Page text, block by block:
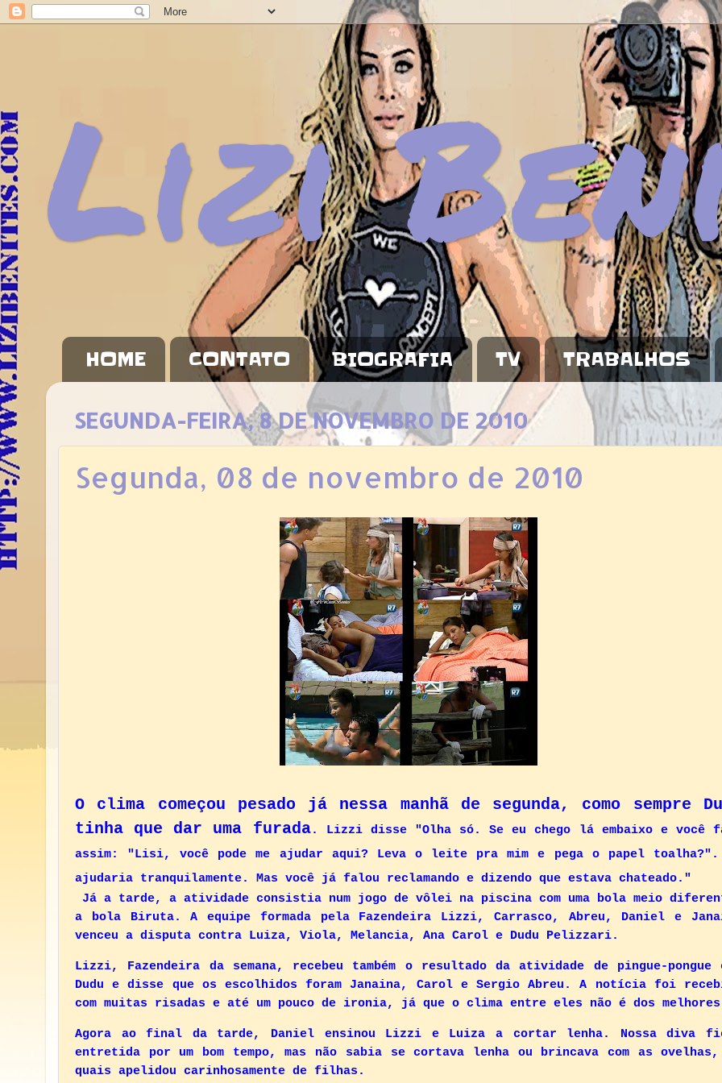
Lizi
HOME CONTATO BIOGRAFIA TV TRABALHOS
SEGUNDA-FEIRA, 8 DE NOVEMBRO DE 2010
Segunda, 08 de novembro de 2010
O clima começou pesado já nessa manhã de segunda, como sempre
tinha que dar uma furada. Lizzi disse "Olha só. Se eu chego lá embaixo e você
assim: "Lisi, você pode me ajudar aqui? Leva o leite pra mim e pega o papel toalha?".
ajudaria tranquilamente. Mas você já falou reclamando e dizendo que estava chateado."
Já a tarde, a atividade consistia num jogo de vôlei na piscina com uma bola meio
a bola Biruta. A equipe formada pela Fazendeira Lizzi, Carrasco, Abreu, Daniel e
venceu a disputa contra Luiza, Viola, Melancia, Ana Carol e Dudu Pelizzari.
Lizzi, Fazendeira da semana, recebeu também o resultado da atividade de pingue-pongue
Dudu e disse que os escolhidos foram Janaina, Carol e Sergio Abreu. A notícia foi
com muitas risadas e até um pouco de ironia, já que o clima entre eles não é dos
Agora ao final da tarde, Daniel ensinou Lizzi e Luiza a cortar lenha. Nossa diva
entretida por um bom tempo, mas não sabia se cortava lenha ou brincava com as
quais apelidou carinhosamente de filhas.